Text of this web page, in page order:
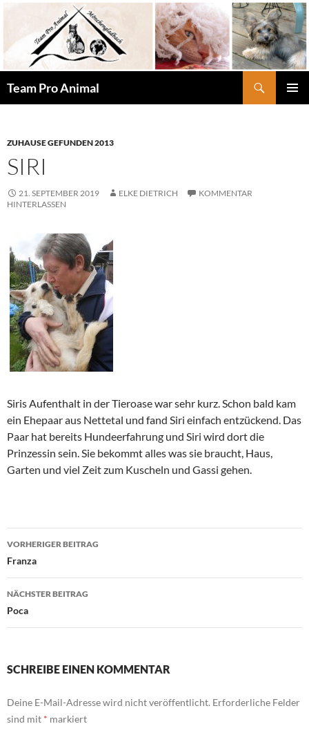
springen
Team Pro Animal
ZUHAUSE GEFUNDEN 2013
SIRI
21. SEPTEMBER 2019 ELKE DIETRICH
KOMMENTAR
HINTERLASSEN
Siris Aufenthalt in der Tieroase war sehr kurz. Schon bald kam
ein Ehepaar aus Nettetal und fand Siri einfach entzückend. Das
Paar hat bereits Hundeerfahrung und Siri wird dort die
Prinzessin sein. Sie bekommt alles was sie braucht, Haus,
Garten und viel Zeit zum Kuscheln und Gassi gehen.
Beitragsnavigation
VORHERIGER BEITRAG
Franza
NÄCHSTER BEITRAG
Poca
SCHREIBE EINEN KOMMENTAR
Deine E-Mail-Adresse wird nicht veröffentlicht. Erforderliche Felder
sind mit * markiert